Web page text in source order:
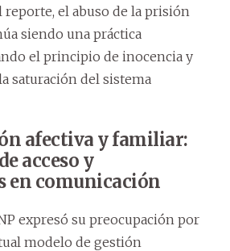
reporte, el abuso de la prisión
siendo una práctica
el principio de inocencia y
saturación del sistema
afectiva y familiar:
acceso y
en comunicación
expresó su preocupación por
modelo de gestión